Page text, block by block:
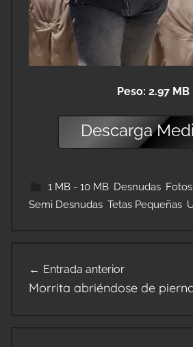
Peso: 2.97 MB
Descarga
1 MB - 10 MB, Desnudas, Fotos,
Semi Desnudas Tetas Pequeñas
de
Entrada anterior
Morrita abriéndose de